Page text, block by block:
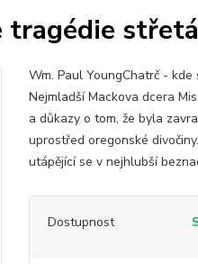
tragédie
Wm. Paul YoungChatrč -
Nejmladší Mackova dcera
a důkazy o tom, že byla
uprostřed oregonské
utápějící se v nejhlubší
Dostupnost